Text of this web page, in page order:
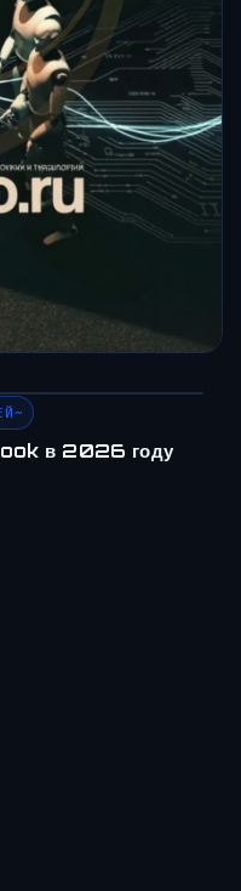
в 2026 году